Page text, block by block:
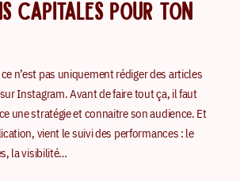
CAPITALES POUR TON
n’est pas uniquement rédiger des articles
Instagram. Avant de faire tout ça, il faut
une stratégie et connaitre son audience. Et
vient le suivi des performances : le
la visibilité…